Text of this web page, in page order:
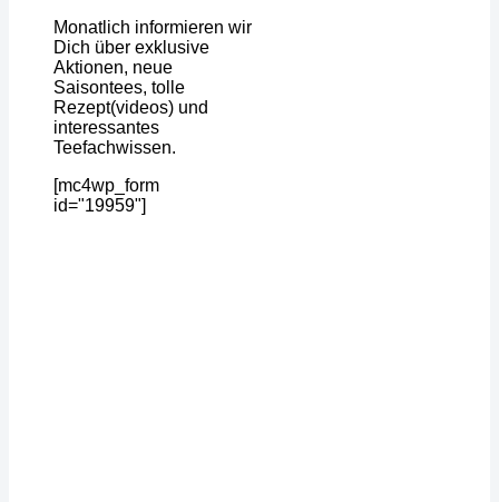
Monatlich informieren wir
Dich über exklusive
Aktionen, neue
Saisontees, tolle
Rezept(videos) und
interessantes
Teefachwissen.
[mc4wp_form
id="19959"]